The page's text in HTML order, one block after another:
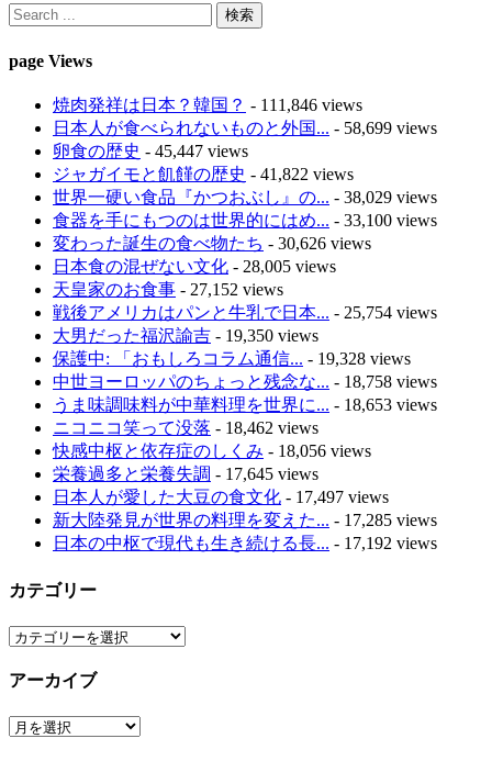
page Views
焼肉発祥は日本？韓国？ - 111,846 views
日本人が食べられないものと外国... - 58,699 views
卵食の歴史 - 45,447 views
ジャガイモと飢饉の歴史 - 41,822 views
世界一硬い食品『かつおぶし』の... - 38,029 views
食器を手にもつのは世界的にはめ... - 33,100 views
変わった誕生の食べ物たち - 30,626 views
日本食の混ぜない文化 - 28,005 views
天皇家のお食事 - 27,152 views
戦後アメリカはパンと牛乳で日本... - 25,754 views
大男だった福沢諭吉 - 19,350 views
保護中: 「おもしろコラム通信... - 19,328 views
中世ヨーロッパのちょっと残念な... - 18,758 views
うま味調味料が中華料理を世界に... - 18,653 views
ニコニコ笑って没落 - 18,462 views
快感中枢と依存症のしくみ - 18,056 views
栄養過多と栄養失調 - 17,645 views
日本人が愛した大豆の食文化 - 17,497 views
新大陸発見が世界の料理を変えた... - 17,285 views
日本の中枢で現代も生き続ける長... - 17,192 views
カテゴリー
カ
ゴ
ー
アーカイブ
ア